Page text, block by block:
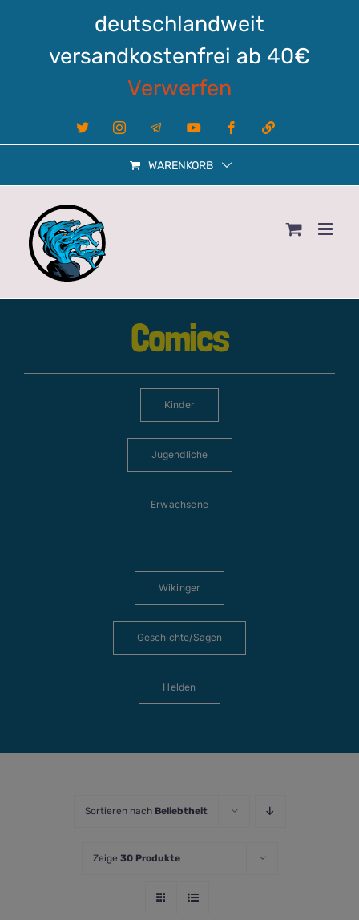
deutschlandweit
versandkostenfrei ab 40€
Verwerfen
X InstagramTelegram YouTube FacebookLinktree
WARENKORB
Comics
Kinder
Jugendliche
Erwachsene
Wikinger
Geschichte/Sagen
Helden
Sortieren nach Beliebtheit
Zeige 30 Produkte